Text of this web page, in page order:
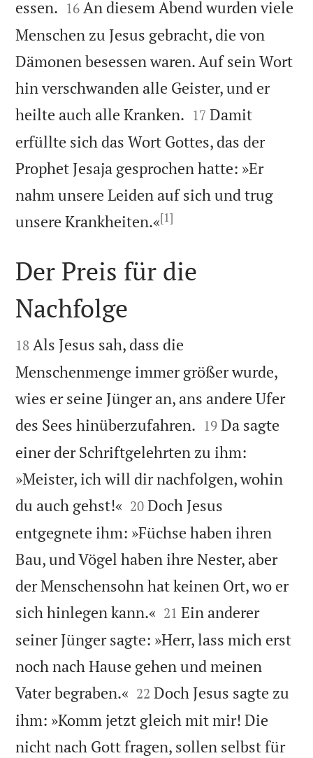
essen. 

16 An diesem Abend wurden viele
Menschen zu Jesus gebracht, die von
Dämonen besessen waren. Auf sein Wort
hin verschwanden alle Geister, und er
heilte auch alle Kranken. 

17 Damit
erfüllte sich das Wort Gottes, das der
Prophet Jesaja gesprochen hatte: »Er
nahm unsere Leiden auf sich und trug
unsere Krankheiten.«[1]

Der Preis für die
Nachfolge

18 Als Jesus sah, dass die
Menschenmenge immer größer wurde,
wies er seine Jünger an, ans andere Ufer
des Sees hinüberzufahren. 

19 Da sagte
einer der Schriftgelehrten zu ihm:
»Meister, ich will dir nachfolgen, wohin
du auch gehst!« 

20 Doch Jesus
entgegnete ihm: »Füchse haben ihren
Bau, und Vögel haben ihre Nester, aber
der Menschensohn hat keinen Ort, wo er
sich hinlegen kann.« 

21 Ein anderer
seiner Jünger sagte: »Herr, lass mich erst
noch nach Hause gehen und meinen
Vater begraben.« 

22 Doch Jesus sagte zu
ihm: »Komm jetzt gleich mit mir! Die
nicht nach Gott fragen, sollen selbst für